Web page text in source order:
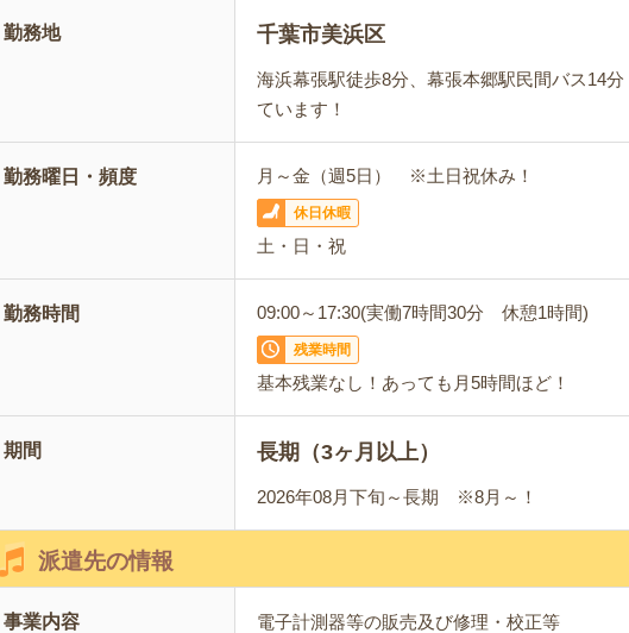
勤務地 千葉市美浜区
海浜幕張駅徒歩8分、幕張本郷駅民間バス14
ています！
勤務曜日・頻度 月～金（週5日） ※土日祝休み！
休日休暇
土・日・祝
勤務時間 09:00～17:30(実働7時間30分 休憩1時間)
残業時間
基本残業なし！あっても月5時間ほど！
期間 長期（3ヶ月以上）
2026年08月下旬～長期 ※8月～！
派遣先の情報
事業内容 電子計測器等の販売及び修理・校正等